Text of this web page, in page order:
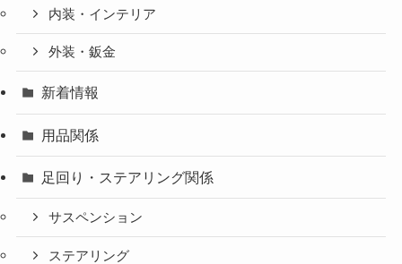
内装・インテリア
外装・鈑金
新着情報
用品関係
足回り・ステアリング関係
サスペンション
ステアリング